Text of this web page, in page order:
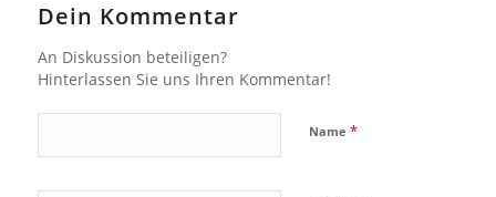
Dein Kommentar
An Diskussion beteiligen?
Hinterlassen Sie uns Ihren Kommentar!
Name *